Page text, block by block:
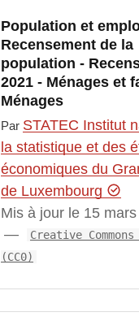
Population et
Recensement de la
population -
2021 - Ménages et
Ménages
Par STATEC Institut
la statistique et des
économiques du
de Luxembourg
Mis à jour le 15
Creative
(CC0)